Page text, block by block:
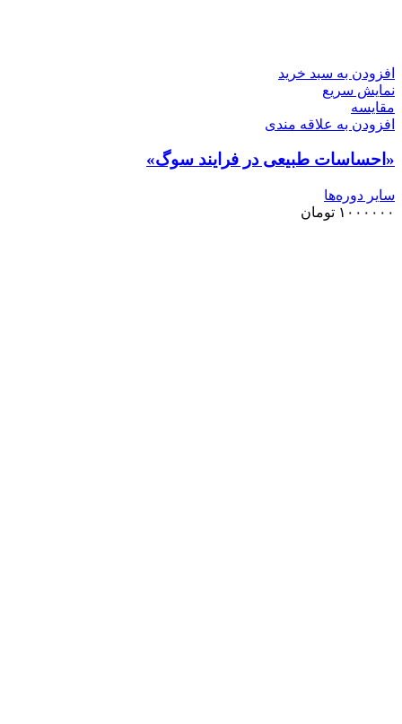
افزودن به سبد خرید
نمایش سریع
مقايسه
افزودن به علاقه مندی
«احساسات طبیعی در فرایند سوگ»
سایر دوره‌ها
۱۰۰۰۰۰۰ تومان